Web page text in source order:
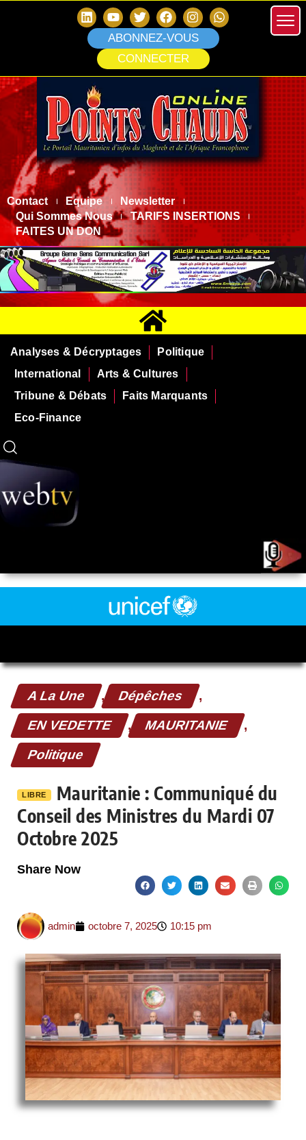
ABONNEZ-VOUS
CONNECTER
Contact Equipe
Newsletter
Qui Sommes Nous
TARIFS INSERTIONS
FAITES UN DON
Analyses & Décryptages
Politique
International
Arts & Cultures
Tribune & Débats
Faits Marquants
Eco-Finance
A La Une , Dépêches ,
EN VEDETTE , MAURITANIE ,
Politique
LIBRE
Mauritanie : Communiqué du
Conseil des Ministres du Mardi 07
Octobre 2025
Share Now
admin octobre 7, 2025 10:15 pm